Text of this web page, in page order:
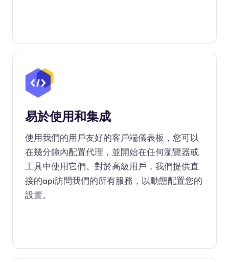
易於使用和集成
使用我們的用戶友好的客戶端儀表板，您可以
在幾分鐘內配置代理，並開始在任何瀏覽器或
工具中使用它們。對於高級用戶，我們提供直
接的api訪問我們的所有服務，以動態配置您的
設置。